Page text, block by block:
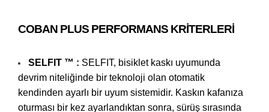
COBAN PLUS PERFORMANS KRITERLERI
SELFIT ™ : SELFIT, bisiklet kaskı uyumunda
devrim niteliğinde bir teknoloji olan otomatik
kendinden ayarlı bir uyum sistemidir. Kaskın kafanıza
oturması bir kez ayarlandıktan sonra, sürüş sırasında